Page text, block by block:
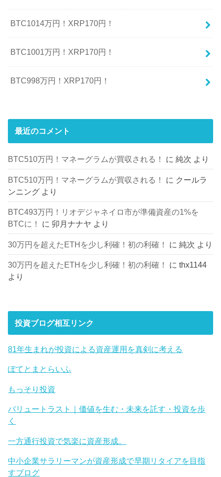
BTC1014万円！XRP170円！
BTC1001万円！XRP170円！
BTC998万円！XRP170円！
最近のコメント
BTC510万円！マネーグラムが買収される！ に純次 より
BTC510万円！マネーグラムが買収される！ に クールラ
ンニング より
BTC493万円！リオデジャネイロ市が準備資産の1%を
BTCに！
に 卯月ナナヤ より
30万円を超えたETHを少し利確！初の利確！ に純次 より
30万円を超えたETHを少し利確！初の利確！ にthx1144
より
投資ブログ相互リンク
81年生まれが投資による資産運用を真剣に考える
ぽてとまとらいふ
もっそり投資
バリュートラスト｜価値を生む・未来を託す・投資を歩
く
一方通行投資で気楽に資産形成。
中小企業サラリーマンが資産形成で早期リタイアを目指
すブログ